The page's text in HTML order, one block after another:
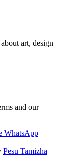
art, design
and our
WhatsApp
Pesu Tamizha